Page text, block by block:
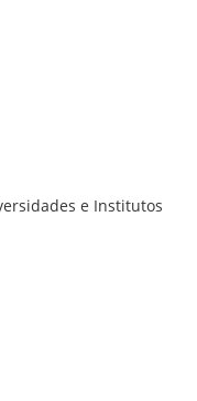
e Institutos